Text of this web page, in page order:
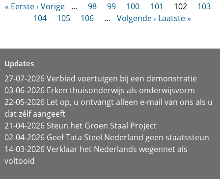
« Eerste‹ Vorige … 98 99 100 101 102
103
104
105 106 … Volgende › Laatste »
Updates
27-07-2026 Verbied voertuigen bij een demonstratie
03-06-2026 Erken thuisonderwijs als onderwijsvorm
22-05-2026 Let op, u ontvangt alleen e-mail van ons als u
dat zélf aangeeft
21-04-2026 Steun het Groen Staal Project
02-04-2026 Geef Tata Steel Nederland geen staatssteun
14-03-2026 Verklaar het Nederlands wegennet als
voltooid